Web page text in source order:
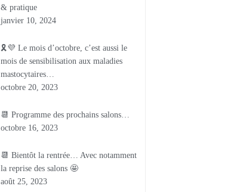
& pratique
janvier 10, 2024
🎗💜 Le mois d’octobre, c’est aussi le
mois de sensibilisation aux maladies
mastocytaires…
octobre 20, 2023
📆 Programme des prochains salons…
octobre 16, 2023
📆 Bientôt la rentrée… Avec notamment
la reprise des salons 🤩
août 25, 2023